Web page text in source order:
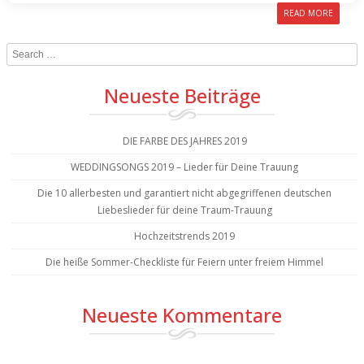
READ MORE
Search
Neueste Beiträge
DIE FARBE DES JAHRES 2019
WEDDINGSONGS 2019 – Lieder für Deine Trauung
Die 10 allerbesten und garantiert nicht abgegriffenen deutschen
Liebeslieder für deine Traum-Trauung
Hochzeitstrends 2019
Die heiße Sommer-Checkliste für Feiern unter freiem Himmel
Neueste Kommentare